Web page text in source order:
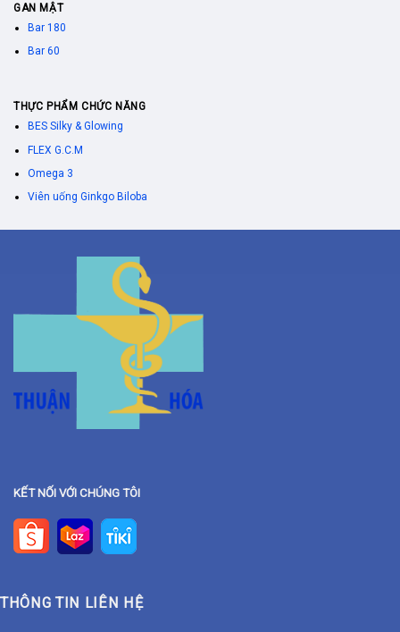
GAN MẬT
Bar 180
Bar 60
THỰC PHẨM CHỨC NĂNG
BES Silky & Glowing
FLEX G.C.M
Omega 3
Viên uống Ginkgo Biloba
KẾT NỐI VỚI CHÚNG TÔI
THÔNG TIN LIÊN HỆ